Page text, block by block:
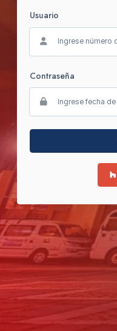
Usuario
Contraseña